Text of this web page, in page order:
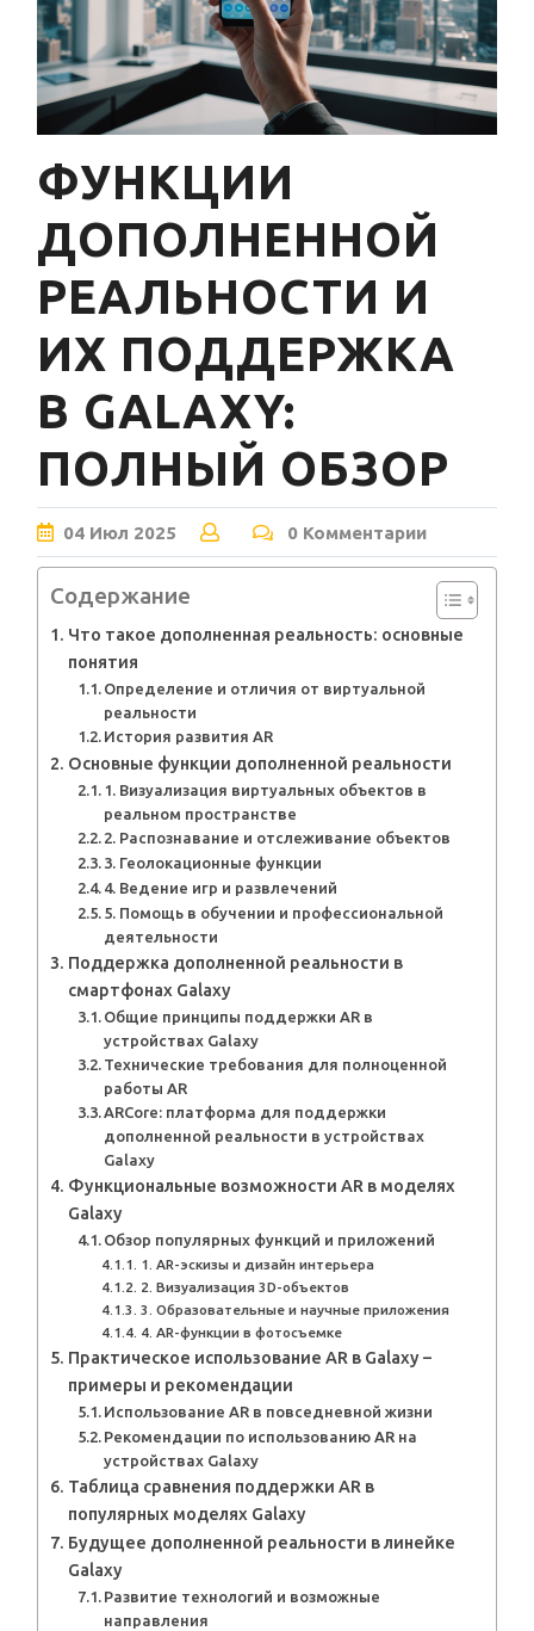
ФУНКЦИИ
ДОПОЛНЕННОЙ
РЕАЛЬНОСТИ И
ИХ ПОДДЕРЖКА
В GALAXY:
ПОЛНЫЙ ОБЗОР
04 Июл 2025 0 Комментарии
Содержание
Что такое дополненная реальность: основные
понятия
Определение и отличия от виртуальной
реальности
История развития AR
Основные функции дополненной реальности
1. Визуализация виртуальных объектов в
реальном пространстве
2. Распознавание и отслеживание объектов
3. Геолокационные функции
4. Ведение игр и развлечений
5. Помощь в обучении и профессиональной
деятельности
Поддержка дополненной реальности в
смартфонах Galaxy
Общие принципы поддержки AR в
устройствах Galaxy
Технические требования для полноценной
работы AR
ARCore: платформа для поддержки
дополненной реальности в устройствах
Galaxy
Функциональные возможности AR в моделях
Galaxy
Обзор популярных функций и приложений
1. AR-эскизы и дизайн интерьера
2. Визуализация 3D-объектов
3. Образовательные и научные приложения
4. AR-функции в фотосъемке
Практическое использование AR в Galaxy –
примеры и рекомендации
Использование AR в повседневной жизни
Рекомендации по использованию AR на
устройствах Galaxy
Таблица сравнения поддержки AR в
популярных моделях Galaxy
Будущее дополненной реальности в линейке
Galaxy
Развитие технологий и возможные
направления